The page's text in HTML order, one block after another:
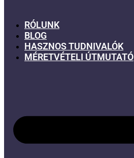
RÓLUNK
BLOG
HASZNOS TUDNIVALÓK
MÉRETVÉTELI ÚTMUTATÓ